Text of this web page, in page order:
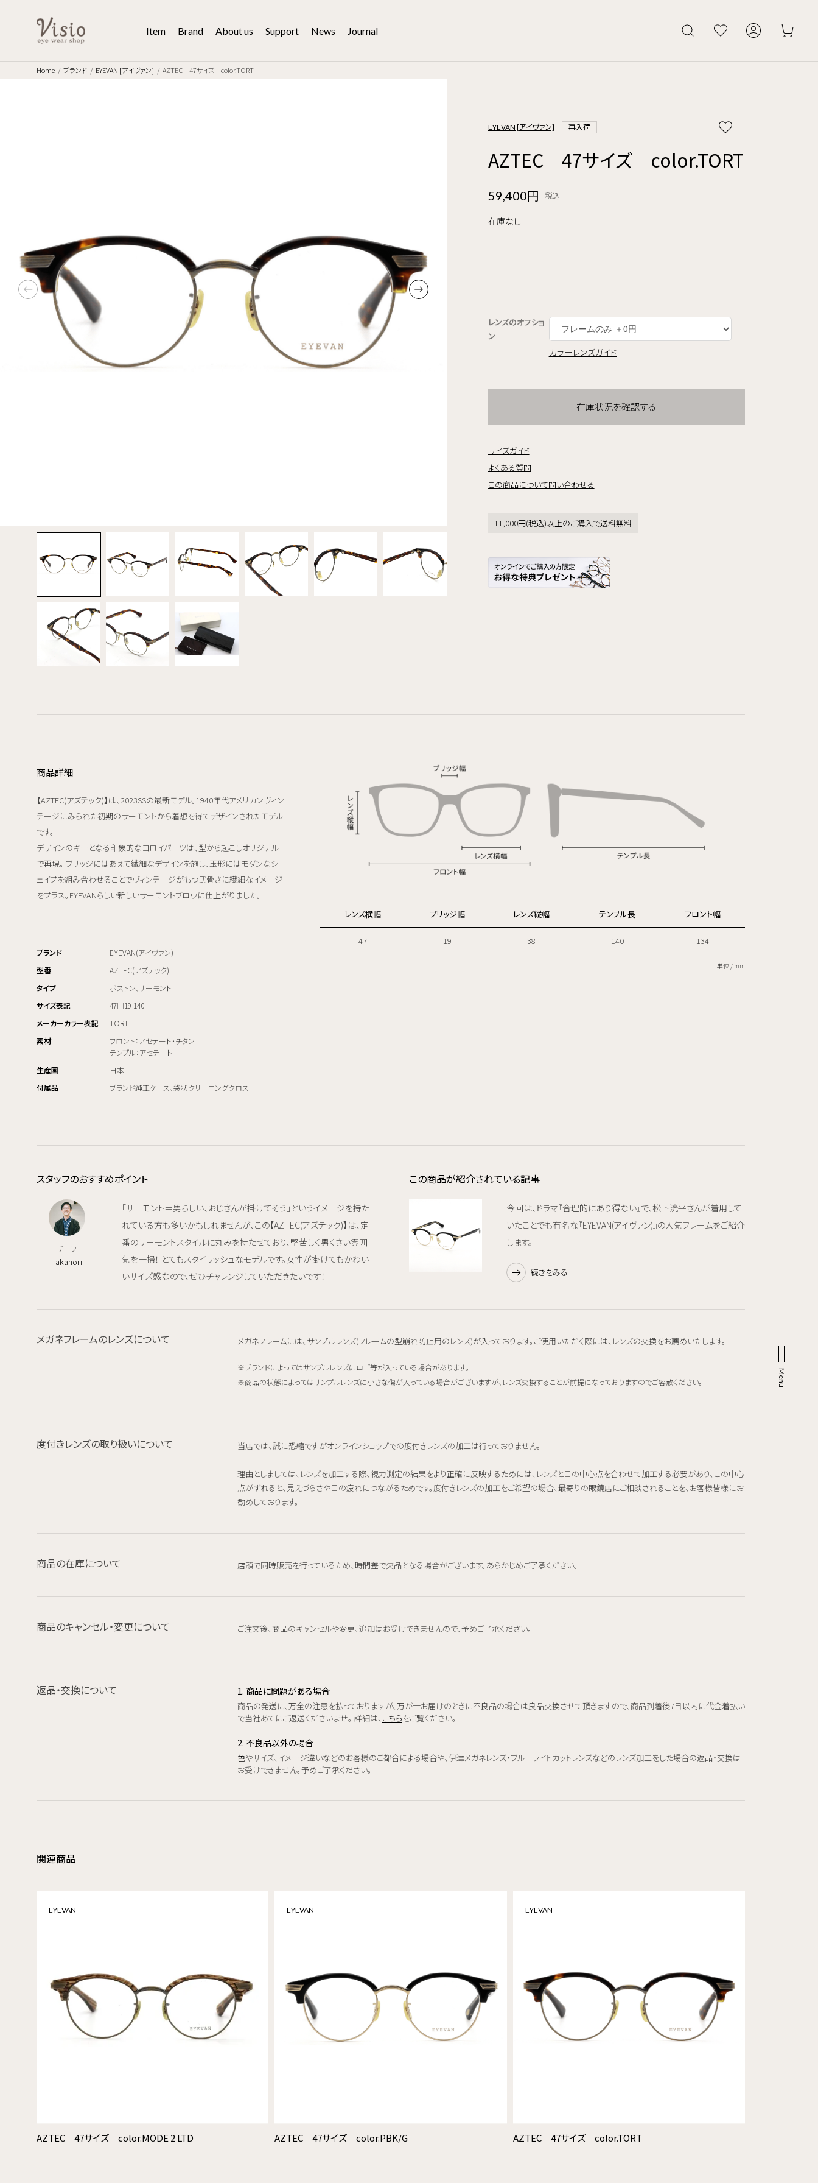
Item Brand About us Support News Journal
Home ブランド EYEVAN [アイヴァン] AZTEC 47サイズ color.TORT
EYEVAN [アイヴァン] 再入荷
AZTEC 47サイズ color.TORT
59,400円 税込
在庫なし
レンズのオプショ
ン
カラーレンズガイド
在庫状況を確認する
サイズガイド
よくある質問
この商品について問い合わせる
11,000円(税込)以上のご購入で送料無料
商品詳細
【AZTEC(アズテック)】は、2023SSの最新モデル。1940年代アメリカンヴィン
テージにみられた初期のサーモントから着想を得てデザインされたモデル
です。
デザインのキーとなる印象的なヨロイパーツは、型から起こしオリジナル
で再現。 ブリッジにはあえて繊細なデザインを施し、玉形にはモダンなシ
ェイプを組み合わせることでヴィンテージがもつ武骨さに繊細なイメージ
をプラス。EYEVANらしい新しいサーモントブロウに仕上がりました。
ブランド
EYEVAN(アイヴァン)
型番
AZTEC(アズテック)
タイプ
ボストン、サーモント
サイズ表記
47□19 140
メーカーカラー表記
TORT
素材
フロント：アセテート・チタン
テンプル：アセテート
生産国
日本
付属品
ブランド純正ケース、袋状クリーニングクロス
レンズ横幅 ブリッジ幅 レンズ縦幅 テンプル長 フロント幅
47 19 38 140 134
単位 / mm
スタッフのおすすめポイント
チーフ
Takanori
「サーモント＝男らしい、おじさんが掛けてそう」というイメージを持た
れている方も多いかもしれませんが、この【AZTEC(アズテック)】は、定
番のサーモントスタイルに丸みを持たせており、堅苦しく男くさい雰囲
気を一掃！ とてもスタイリッシュなモデルです。女性が掛けてもかわい
いサイズ感なので、ぜひチャレンジしていただきたいです！
この商品が紹介されている記事
今回は、ドラマ『合理的にあり得ない』で、松下洸平さんが着用して
いたことでも有名な『EYEVAN(アイヴァン)』の人気フレームをご紹介
します。
続きをみる
メガネフレームのレンズについて メガネフレームには、サンプルレンズ(フレームの型崩れ防止用のレンズ)が入っております。ご使用いただく際には、レンズの交換をお薦めいたします。
ブランドによってはサンプルレンズにロゴ等が入っている場合があります。
商品の状態によってはサンプルレンズに小さな傷が入っている場合がございますが、レンズ交換することが前提になっておりますのでご容赦ください。
度付きレンズの取り扱いについて 当店では、誠に恐縮ですがオンラインショップでの度付きレンズの加工は行っておりません。
理由としましては、レンズを加工する際、視力測定の結果をより正確に反映するためには、レンズと目の中心点を合わせて加工する必要があり、この中心
点がずれると、見えづらさや目の疲れにつながるためです。度付きレンズの加工をご希望の場合、最寄りの眼鏡店にご相談されることを、お客様皆様にお
勧めしております。
商品の在庫について 店頭で同時販売を行っているため、時間差で欠品となる場合がございます。あらかじめご了承ください。
商品のキャンセル・変更について ご注文後、商品のキャンセルや変更、追加はお受けできませんので、予めご了承ください。
返品・交換について 1. 商品に問題がある場合
商品の発送に、万全の注意を払っておりますが、万が一お届けのときに不良品の場合は良品交換させて頂きますので、商品到着後7日以内に代金着払い
で当社あてにご返送くださいませ。 詳細は、 こちらをご覧ください。
2. 不良品以外の場合
色やサイズ、イメージ違いなどのお客様のご都合による場合や、伊達メガネレンズ・ブルーライトカットレンズなどのレンズ加工をした場合の返品・交換は
お受けできません。予めご了承ください。
関連商品
EYEVAN
AZTEC 47サイズ color.MODE 2 LTD
EYEVAN
AZTEC 47サイズ color.PBK/G
EYEVAN
AZTEC 47サイズ color.TORT